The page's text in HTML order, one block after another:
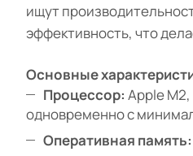
ищут
эффективность, что
Основные
Процессор: Apple
одновременно с
Оперативная память: